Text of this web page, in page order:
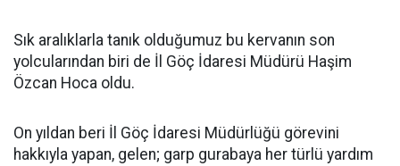
Sık aralıklarla tanık olduğumuz bu kervanın son
yolcularından biri de İl Göç İdaresi Müdürü Haşim
Özcan Hoca oldu.
On yıldan beri İl Göç İdaresi Müdürlüğü görevini
hakkıyla yapan, gelen; garp gurabaya her türlü yardım